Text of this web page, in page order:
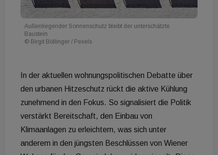
Außenliegender Sonnenschutz bleibt der unterschätzte
Baustein
© Birgit Böllinger / Pexels
In der aktuellen wohnungspolitischen Debatte über
den urbanen Hitzeschutz rückt die aktive Kühlung
zunehmend in den Fokus. So signalisiert die Politik
verstärkt Bereitschaft, den Einbau von
Klimaanlagen zu erleichtern, was sich unter
anderem in den jüngsten Beschlüssen von Wiener